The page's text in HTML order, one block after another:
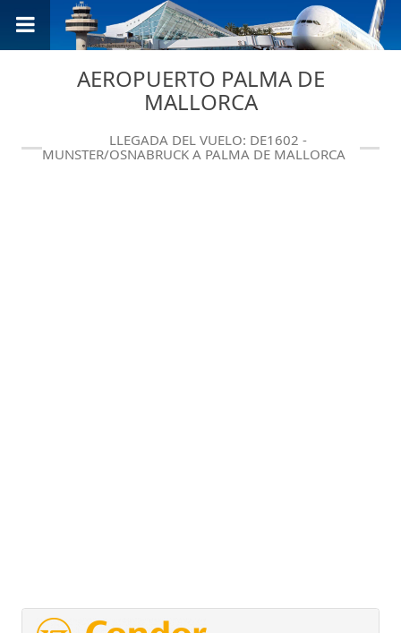
AEROPUERTO PALMA DE
MALLORCA
LLEGADA DEL VUELO: DE1602 -
MUNSTER/OSNABRUCK A PALMA DE MALLORCA